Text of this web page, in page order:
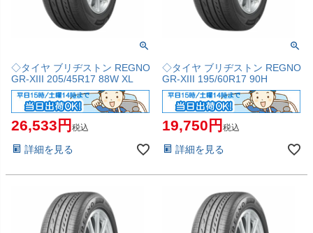
◇タイヤ ブリヂストン REGNO
GR-XIII 205/45R17 88W XL
26,533 税込
詳細を見る
◇タイヤ ブリヂストン REGNO
GR-XIII 195/60R17 90H
19,750 税込
詳細を見る